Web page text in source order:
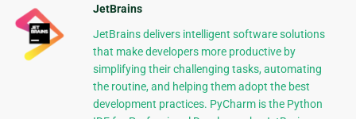
JetBrains
JetBrains delivers intelligent software solutions
that make developers more productive by
simplifying their challenging tasks, automating
the routine, and helping them adopt the best
development practices. PyCharm is the Python